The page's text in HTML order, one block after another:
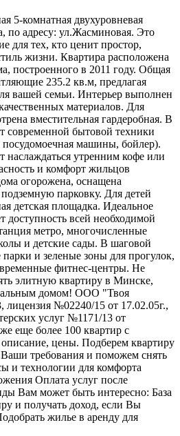
5-комнатная двухуровневая
по адресу: ул.Жасминовая. Это
для тех, кто ценит простор,
жизни. Квартира расположена
построенного в 2011 году. Общая
235.2 кв.м, предлагая
вашей семьи. Интерьер выполнен
материалов. Для
вместительная гардеробная. В
современной бытовой техники
посудомоечная машины, бойлер).
наслаждаться утренним кофе или
и комфорт жильцов
огорожена, оснащена
парковку. Для детей
детская площадка. Идеальное
доступность всей необходимой
метро, многочисленные
и детские сады. В шаговой
и зеленые зоны для прогулок,
фитнес-центры. Не
элитную квартиру в Минске,
домом! ООО "Твоя
№02240/15 от 17.02.05г.,
услуг №1171/13 от
еще более 100 квартир с
цены. Подберем квартиру
требования и поможем снять
и технологии для комфорта
Оплата услуг после
Вам может быть интересно: База
и получать доход, если Вы
жилье в аренду для